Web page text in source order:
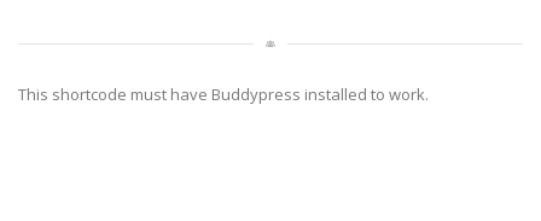
This shortcode must have Buddypress installed to work.